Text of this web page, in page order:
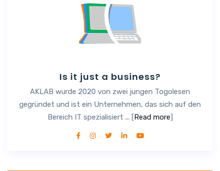
Is it just a business?
AKLAB wurde 2020 von zwei jungen Togolesen
gegründet und ist ein Unternehmen, das sich auf den
Bereich IT spezialisiert ... [Read more]